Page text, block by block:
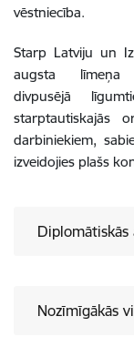
vēstniecība.
Starp Latviju un
augsta
divpusējā
starptautiskajās
darbiniekiem,
izveidojies plašs
Nozīmīgākās